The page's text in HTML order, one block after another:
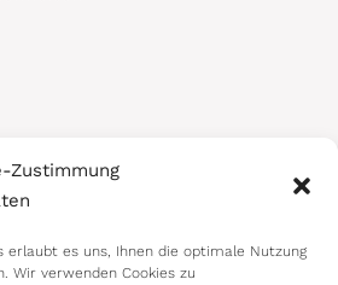
Zustimmung
erlaubt es uns, Ihnen die optimale Nutzung
Wir verwenden Cookies zu